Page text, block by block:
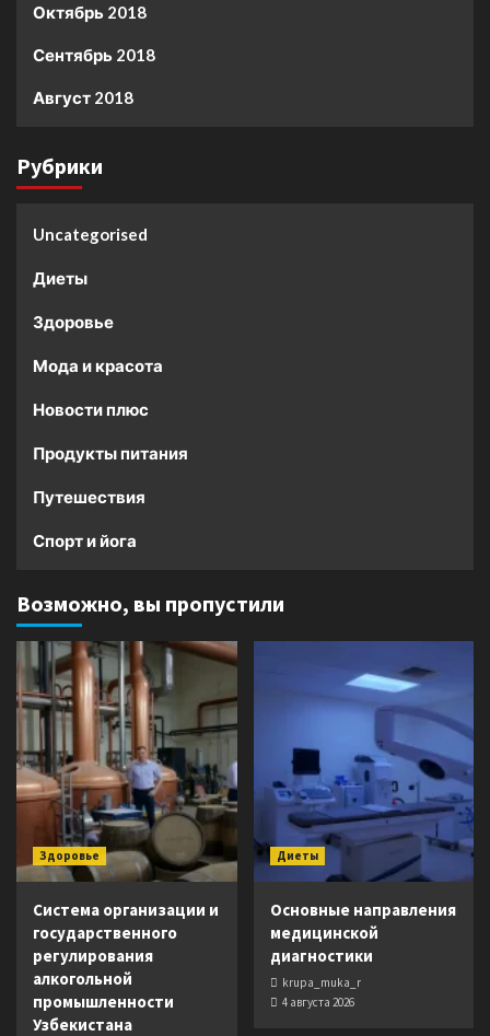
Октябрь 2018
Сентябрь 2018
Август 2018
Рубрики
Uncategorised
Диеты
Здоровье
Мода и красота
Новости плюс
Продукты питания
Путешествия
Спорт и йога
Возможно, вы пропустили
Здоровье
Система организации и
государственного
регулирования
алкогольной
промышленности
Узбекистана
Диеты
Основные направления
медицинской
диагностики
krupa_muka_r
4 августа 2026